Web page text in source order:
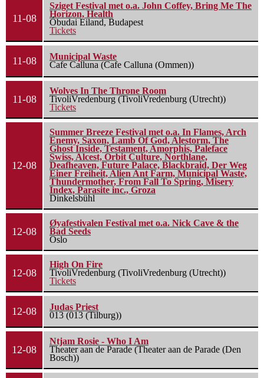
11-08
Sziget Festival met o.a. John Coffey, Bring Me The
Horizon, Health
Óbudai Eiland, Budapest
Tickets
11-08
Municipal Waste
Cafe Calluna (Cafe Calluna (Ommen))
11-08
Wolves In The Throne Room
TivoliVredenburg (TivoliVredenburg (Utrecht))
Tickets
12-08
Summer Breeze Festival met o.a. In Flames, Arch
Enemy, Saxon, Lamb Of God, Alestorm, The
Ghost Inside, Testament, Amorphis, Paleface
Swiss, Alcest, Orbit Culture, Northlane,
Deafheaven, Future Palace, Blackbraid, Der Weg
Einer Freiheit, Alien Ant Farm, Municipal Waste,
Thundermother, From Fall To Spring, Misery
Index, Parasite inc., Groza
Dinkelsbühl
12-08
Øyafestivalen Festival met o.a. Nick Cave & the
Bad Seeds
Oslo
12-08
High On Fire
TivoliVredenburg (TivoliVredenburg (Utrecht))
Tickets
12-08
Judas Priest
013 (013 (Tilburg))
12-08
Ntjam Rosie - Who I Am
Theater aan de Parade (Theater aan de Parade (Den
Bosch))